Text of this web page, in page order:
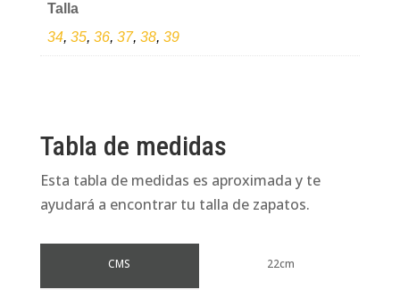
láser
cantidad
Talla
34, 35, 36, 37, 38, 39
Tabla de medidas
Esta tabla de medidas es aproximada y te
ayudará a encontrar tu talla de zapatos.
CMS 22cm